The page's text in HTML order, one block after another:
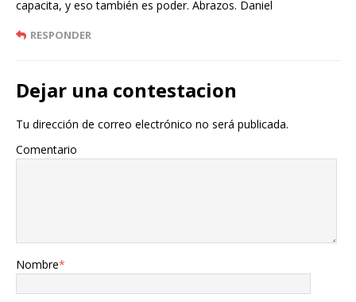
capacita, y eso también es poder. Abrazos. Daniel
RESPONDER
Dejar una contestacion
Tu dirección de correo electrónico no será publicada.
Comentario
Nombre*